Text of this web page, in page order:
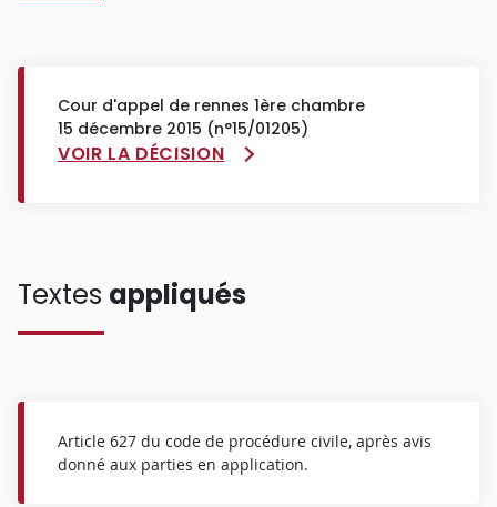
Cour d'appel de rennes 1ère chambre
15 décembre 2015 (n°15/01205)
VOIR LA DÉCISION
Textes appliqués
Article 627 du code de procédure civile, après avis
donné aux parties en application.